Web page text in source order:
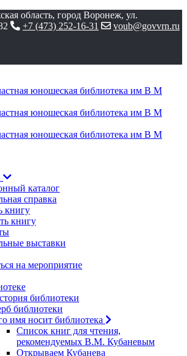
область, город Воронеж, ул.
+7 (473) 252-16-31 voub@govvrn.ru
каталог
справка
книгу
книгу
выставки
на мероприятие
библиотеки
библиотеки
имя носит библиотека
Список книг для чтения,
рекомендуемых В.М. Кубаневым
Открываем Кубанева